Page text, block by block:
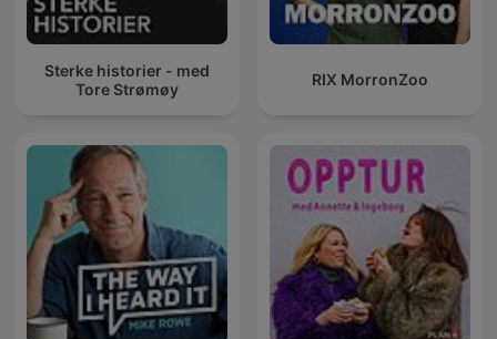
Sterke historier - med
Tore Strømøy
RIX MorronZoo